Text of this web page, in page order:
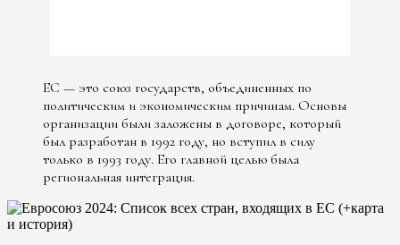
ЕС — это союз государств, объединенных по
политическим и экономическим причинам. Основы
организации были заложены в договоре, который
был разработан в 1992 году, но вступил в силу
только в 1993 году. Его главной целью была
региональная интеграция.